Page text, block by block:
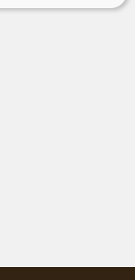
靠修圖，輕鬆擁